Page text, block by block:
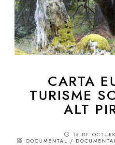
CARTA
TURISME
ALT
16 DE
DOCUMENTAL /